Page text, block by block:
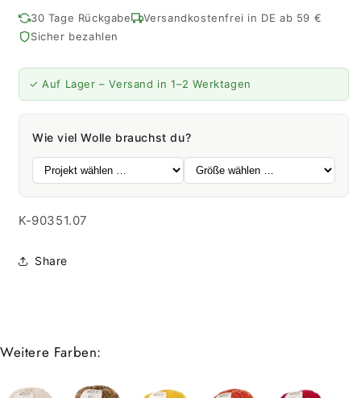
-
50G
07
125M
-
50G
07
30 Tage Rückgabe
Versandkostenfrei in DE ab 59 €
Sicher bezahlen
✓ Auf Lager – Versand in 1–2 Werktagen
Wie viel Wolle brauchst du?
SKU:
K-90351.07
Share
Weitere Farben: